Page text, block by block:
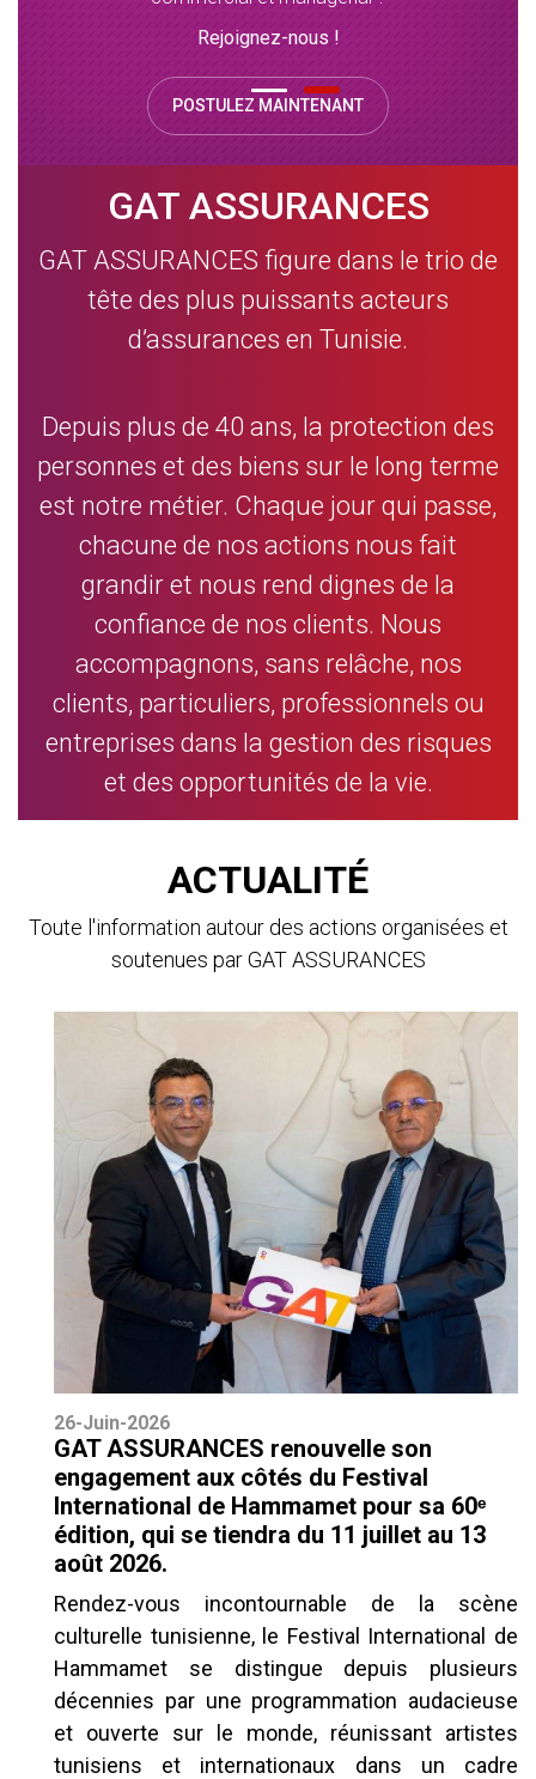
Rejoignez-nous !
POSTULEZ MAINTENANT
GAT ASSURANCES
GAT ASSURANCES figure dans le trio de
tête des plus puissants acteurs
d’assurances en Tunisie.
Depuis plus de 40 ans, la protection des
personnes et des biens sur le long terme
est notre métier. Chaque jour qui passe,
chacune de nos actions nous fait
grandir et nous rend dignes de la
confiance de nos clients. Nous
accompagnons, sans relâche, nos
clients, particuliers, professionnels ou
entreprises dans la gestion des risques
et des opportunités de la vie.
ACTUALITÉ
Toute l'information autour des actions organisées et
soutenues par GAT ASSURANCES
26-Juin-2026
GAT ASSURANCES renouvelle son
engagement aux côtés du Festival
International de Hammamet pour sa 60ᵉ
édition, qui se tiendra du 11 juillet au 13
août 2026.
Rendez-vous incontournable de la scène
culturelle tunisienne, le Festival International de
Hammamet se distingue depuis plusieurs
décennies par une programmation audacieuse
et ouverte sur le monde, réunissant artistes
tunisiens et internationaux dans un cadre